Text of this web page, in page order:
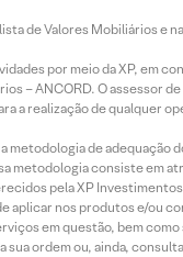
de Valores Mobiliários e
por meio da XP, em
– ANCORD. O assessor
a realização de qualquer
metodologia de adequação
metodologia consiste em
pela XP
aplicar nos produtos e/ou
em questão, bem como
ordem ou, ainda,